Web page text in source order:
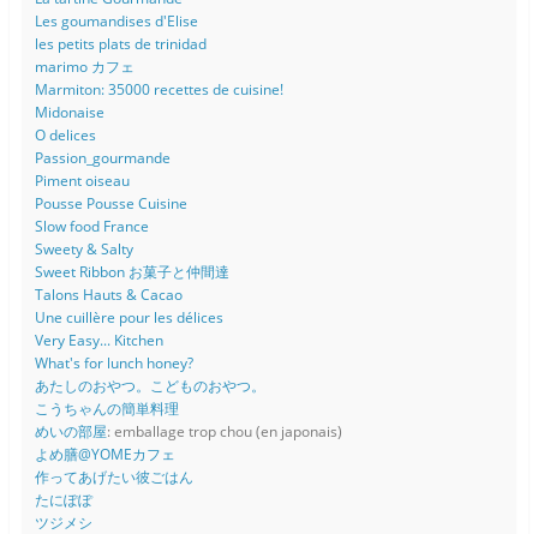
Les goumandises d'Elise
les petits plats de trinidad
marimo カフェ
Marmiton: 35000 recettes de cuisine!
Midonaise
O delices
Passion_gourmande
Piment oiseau
Pousse Pousse Cuisine
Slow food France
Sweety & Salty
Sweet Ribbon お菓子と仲間達
Talons Hauts & Cacao
Une cuillère pour les délices
Very Easy... Kitchen
What's for lunch honey?
あたしのおやつ。こどものおやつ。
こうちゃんの簡単料理
めいの部屋: emballage trop chou (en japonais)
よめ膳@YOMEカフェ
作ってあげたい彼ごはん
たにぽぽ
ツジメシ